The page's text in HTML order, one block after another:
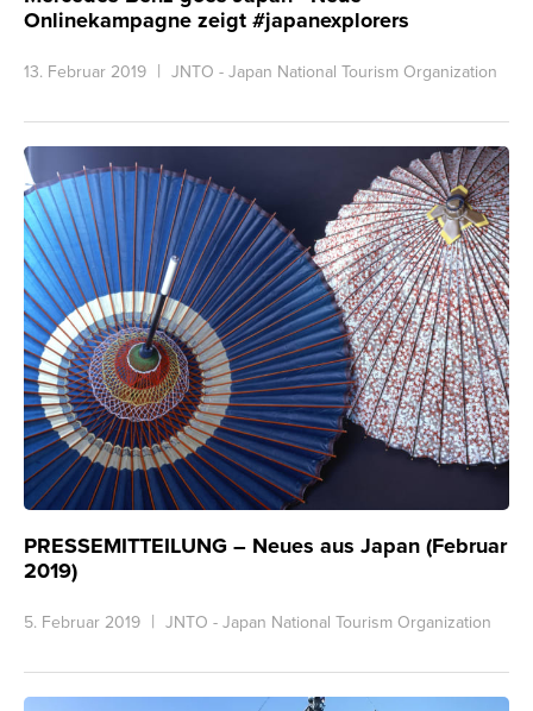
Onlinekampagne zeigt #japanexplorers
13. Februar 2019 JNTO - Japan National Tourism Organization
PRESSEMITTEILUNG – Neues aus Japan (Februar
2019)
5. Februar 2019 JNTO - Japan National Tourism Organization